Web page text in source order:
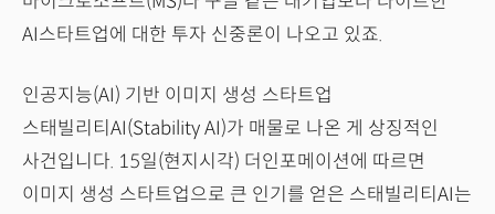
AI스타트업에 대한 투자 신중론이 나오고 있죠.
인공지능(AI) 기반 이미지 생성 스타트업
스태빌리티AI(Stability AI)가 매물로 나온 게 상징적인
사건입니다. 15일(현지시각) 더인포메이션에 따르면
이미지 생성 스타트업으로 큰 인기를 얻은 스태빌리티AI는